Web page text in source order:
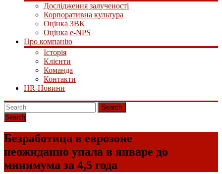
Дослідження залученості
Корпоративна культура
Оцінка ЗВК
Оцінка e-NPS
Про компанію
Історія
Клієнти
Команда
Контакти
HR-Новини
Search
Безработица в еврозоне
неожиданно упала в январе до
минимума за 4,5 года